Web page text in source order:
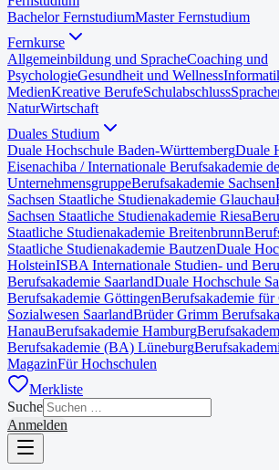
Bachelor FernstudiumMaster Fernstudium
Fernkurse
Allgemeinbildung und SpracheCoaching und
PsychologieGesundheit und Wellness
MedienKreative BerufeSchulabschluss
NaturWirtschaft
Duales Studium
Duale Hochschule Baden-WürttembergDuale
Eisenachiba / Internationale Berufsakademie
UnternehmensgruppeBerufsakademie Sachsen
Sachsen Staatliche Studienakademie Glauchau
Sachsen Staatliche Studienakademie Riesa
Staatliche Studienakademie Breitenbrunn
Staatliche Studienakademie BautzenDuale
HolsteinISBA Internationale Studien- und
Berufsakademie SaarlandDuale Hochschule
Berufsakademie GöttingenBerufsakademie für
Sozialwesen SaarlandBrüder Grimm
HanauBerufsakademie Hamburg
Berufsakademie (BA) Lüneburg
MagazinFür Hochschulen
Merkliste
Suche
Anmelden